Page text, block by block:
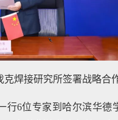
克焊接研究所签署战略合
行6位专家到哈尔滨华